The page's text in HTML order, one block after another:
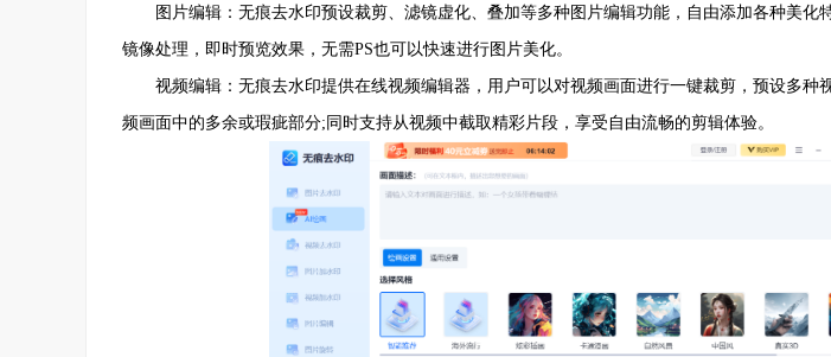
图片编辑：无痕去水印预设裁剪、滤镜虚化、叠加等多种图片编辑功能，自由添加各种美化特
镜像处理，即时预览效果，无需PS也可以快速进行图片美化。
视频编辑：无痕去水印提供在线视频编辑器，用户可以对视频画面进行一键裁剪，预设多种
频画面中的多余或瑕疵部分;同时支持从视频中截取精彩片段，享受自由流畅的剪辑体验。